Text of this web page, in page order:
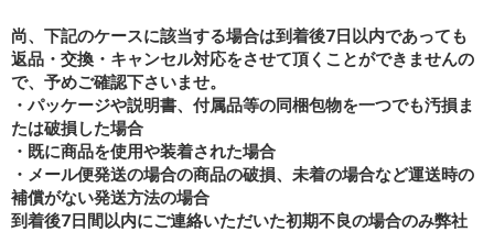
尚、下記のケースに該当する場合は到着後7日以内であっても
返品・交換・キャンセル対応をさせて頂くことができませんの
で、予めご確認下さいませ。
・パッケージや説明書、付属品等の同梱包物を一つでも汚損ま
たは破損した場合
・既に商品を使用や装着された場合
・メール便発送の場合の商品の破損、未着の場合など運送時の
補償がない発送方法の場合
到着後7日間以内にご連絡いただいた初期不良の場合のみ弊社